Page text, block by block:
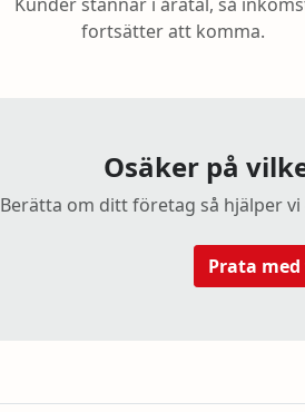
fortsätter att komma.
Osäker på
Berätta om ditt företag så hjälper
Prata